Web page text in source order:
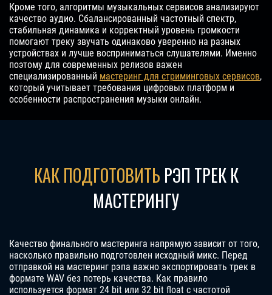
Кроме того, алгоритмы музыкальных сервисов анализируют
качество аудио. Сбалансированный частотный спектр,
стабильная динамика и корректный уровень громкости
помогают треку звучать одинаково уверенно на разных
устройствах и лучше восприниматься слушателями. Именно
поэтому для современных релизов важен
специализированный мастеринг для стриминговых сервисов,
который учитывает требования цифровых платформ и
особенности распространения музыки онлайн.
КАК ПОДГОТОВИТЬ РЭП ТРЕК К
МАСТЕРИНГУ
Качество финального мастеринга напрямую зависит от того,
насколько правильно подготовлен исходный микс. Перед
отправкой на мастеринг рэпа важно экспортировать трек в
формате WAV без потерь качества. Как правило
используется формат 24 bit или 32 bit float с частотой